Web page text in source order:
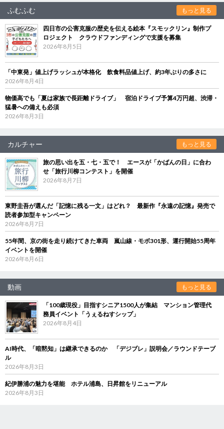
ふむふむ もっと見る
四日市の公害克服の歴史を伝える絵本『スモックリン』制作プ
ロジェクト クラウドファンディングで支援を募集
2026年8月5日
「中東発」値上げラッシュが本格化 飲食料品値上げ、約3年ぶりの多さに
2026年8月4日
物価高でも「夏は家族で長距離ドライブ」 宿泊ドライブ予算4万円超、渋滞・
猛暑への備えも必須
2026年8月3日
カルチャー もっと見る
旅の思い出を五・七・五で！ エースが「かばんの日」に合わ
せ「旅行川柳コンテスト」を開催
2026年8月7日
東野圭吾が選んだ「記憶に残る一文」はどれ？ 最新作『永遠の記憶』発売で
読者参加型キャンペーン
2026年8月7日
55年間、京の街を走り続けてきた車両 嵐山線・モボ301形、運行開始55周年
イベントを開催
2026年8月6日
動画 もっと見る
「100歳現役」目指すシニア1500人が集結 マンション管理代
務員イベント「うぇるねすシップ」
2026年8月4日
AI時代、「暗黙知」は継承できるのか 「デジブレ」説明会／ラウンドテーブ
ル
2026年8月3日
紀伊勝浦の魅力を堪能 ホテル浦島、日昇館をリニューアル
2026年8月3日